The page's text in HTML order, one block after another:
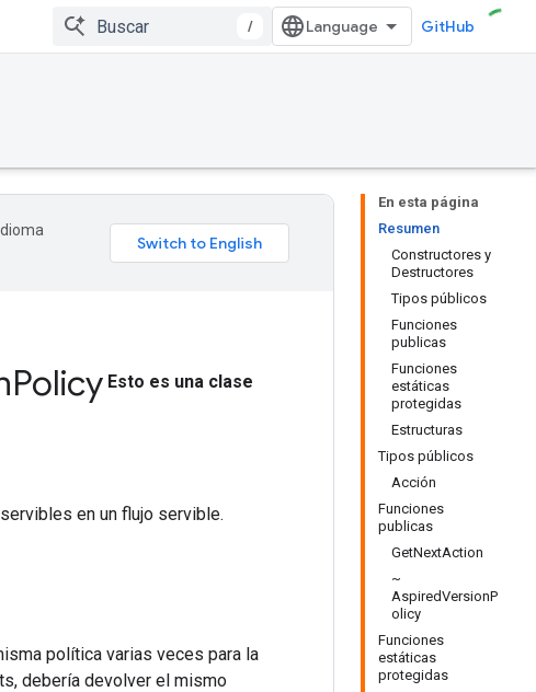
/ GitHub
En esta página
Resumen
Constructores y
Destructores
Tipos públicos
Funciones
publicas
Funciones
estáticas
protegidas
Estructuras
Tipos públicos
Acción
Funciones
publicas
GetNextAction
~
AspiredVersionP
olicy
Funciones
estáticas
protegidas
Policy Esto es una clase
en un flujo servible.
política varias veces para la
debería devolver el mismo